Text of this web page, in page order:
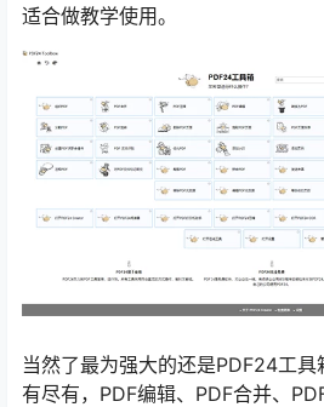
适合做教学使用。
当然了最为强大的还是PDF24工
有尽有，PDF编辑、PDF合并、